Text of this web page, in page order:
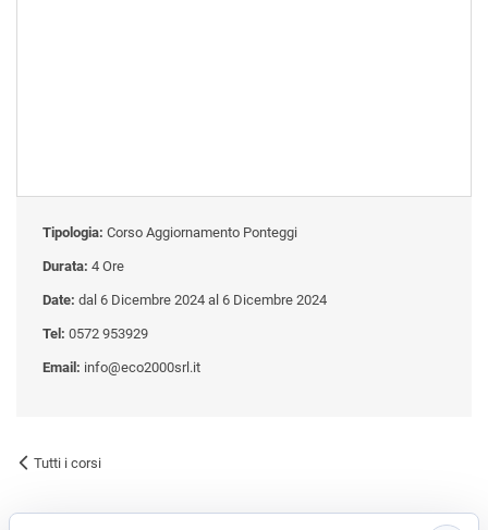
Tipologia: Corso Aggiornamento Ponteggi
Durata: 4 Ore
Date: dal 6 Dicembre 2024 al 6 Dicembre 2024
Tel: 0572 953929
Email: info@eco2000srl.it
Tutti i corsi